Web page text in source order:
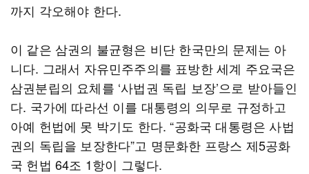
까지 각오해야 한다.
이 같은 삼권의 불균형은 비단 한국만의 문제는 아
니다. 그래서 자유민주주의를 표방한 세계 주요국은
삼권분립의 요체를 ‘사법권 독립 보장’으로 받아들인
다. 국가에 따라선 이를 대통령의 의무로 규정하고
아예 헌법에 못 박기도 한다. “공화국 대통령은 사법
권의 독립을 보장한다”고 명문화한 프랑스 제5공화
국 헌법 64조 1항이 그렇다.